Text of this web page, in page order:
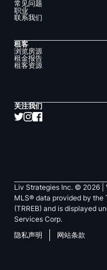
常见问题
职业
联系我们
租客
浏览房源
租金报告
租客资源
关注我们
Liv Strategies Inc. © 2026
MLS® data provided by the
(TRREB) and is displayed
Services Corp.
隐私声明
网站条款